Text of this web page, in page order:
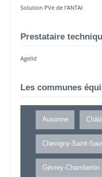
Solution PVe de l'ANTAI
Prestataire
Agelid
Les communes
Auxonne
Chevigny-Saint-
Gevrey-Chambertin